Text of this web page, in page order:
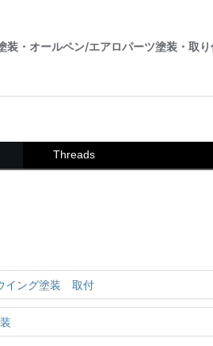
Threads
イング塗装 取付